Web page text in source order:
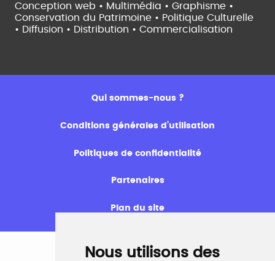
Nous utilisons des
Conception web • Multimédia • Graphisme •
Conservation du Patrimoine • Politique Culturelle
• Diffusion • Distribution • Commercialisation
Qui sommes-nous ?
Conditions générales d’utilisation
Politiques de confidentialité
Partenaires
Plan du site